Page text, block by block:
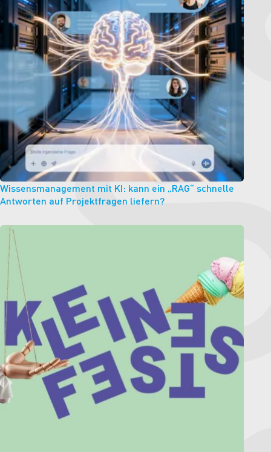
Wissensmanagement mit KI: kann ein „RAG“ schnelle
Antworten auf Projektfragen liefern?